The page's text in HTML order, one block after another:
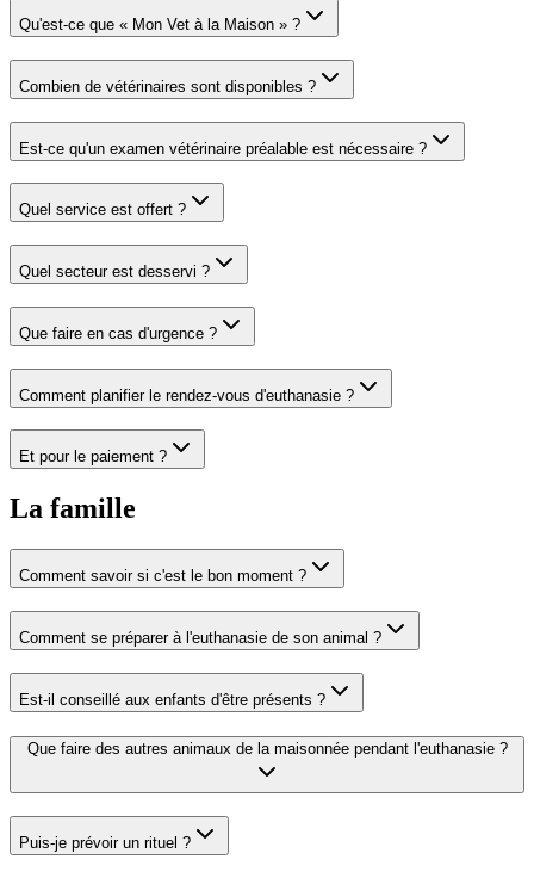
Qu'est-ce que « Mon Vet à la Maison » ?
Combien de vétérinaires sont disponibles ?
Est-ce qu'un examen vétérinaire préalable est nécessaire ?
Quel service est offert ?
Quel secteur est desservi ?
Que faire en cas d'urgence ?
Comment planifier le rendez-vous d'euthanasie ?
Et pour le paiement ?
La famille
Comment savoir si c'est le bon moment ?
Comment se préparer à l'euthanasie de son animal ?
Est-il conseillé aux enfants d'être présents ?
Que faire des autres animaux de la maisonnée pendant l'euthanasie ?
Puis-je prévoir un rituel ?